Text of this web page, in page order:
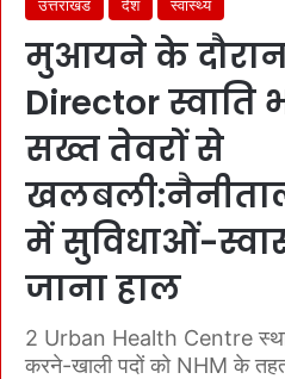
उत्तराखंड देश स्वास्थ्य
मुआयने के दौरान
Director स्वाति
सख्त तेवरों से
में सुविधाओं-
जाना हाल
2 Urban Health Centre
करने-खाली पदों को NHM के